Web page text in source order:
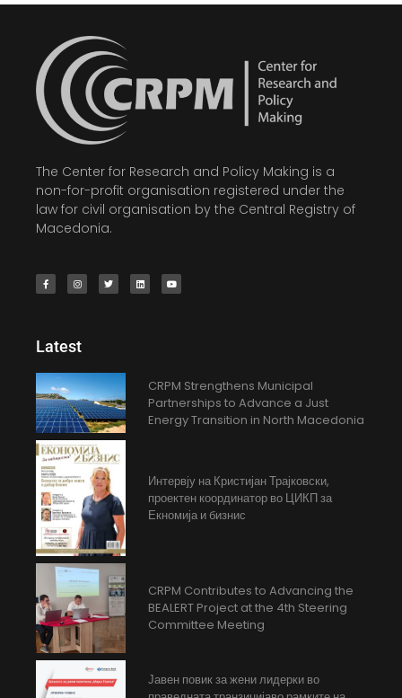
The Center for Research and Policy Making is a
non-for-profit organisation registered under the
law for civil organisation by the Central Registry of
Macedonia.
Latest
CRPM Strengthens Municipal
Partnerships to Advance a Just
Energy Transition in North Macedonia
Интервју на Кристијан Трајковски,
проектен координатор во ЦИКП за
Екномија и бизнис
CRPM Contributes to Advancing the
BEALERT Project at the 4th Steering
Committee Meeting
Јавен повик за жени лидерки во